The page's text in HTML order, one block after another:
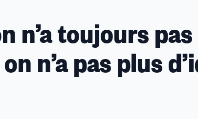
n’a toujours
n’a pas plus